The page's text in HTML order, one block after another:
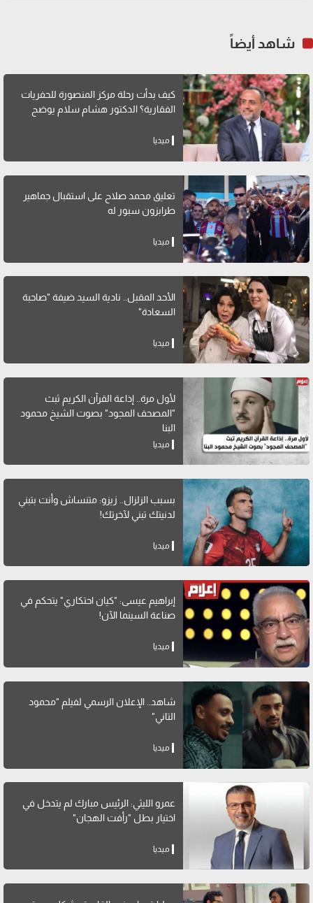
شاهد أيضاً
كيف بدأت رحلة مركز المنصورة للحفريات
الفقارية؟ الدكتور هشام سلام يوضح
ميديا
تعليق محمد صلاح على استقبال جماهير
طرابزون سبور له
ميديا
الأحد المقبل.. نادية السيد ضيفة "صاحبة
السعادة"
ميديا
لأول مرة.. إذاعة القرآن الكريم ثبث
"المصحف المجود" بصوت الشيخ محمود
البنا
ميديا
بسبب الزلزال.. زيزو: متنساش وأنت بتبني
لدنيتك تبني لآخرتك!
ميديا
إبراهيم عيسى: "كيان احتكاري" يتحكم في
صناعة السينما الآن!
ميديا
شاهد.. الإعلان الرسمي لفيلم "محمود
التاني"
ميديا
عمرو الليثي: الرئيس مبارك لم يتدخل في
اختيار بطل "رأفت الهجان"
ميديا